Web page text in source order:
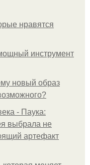
нравятся
инструмент
новый образ
- Паука:
выбрала не
артефакт